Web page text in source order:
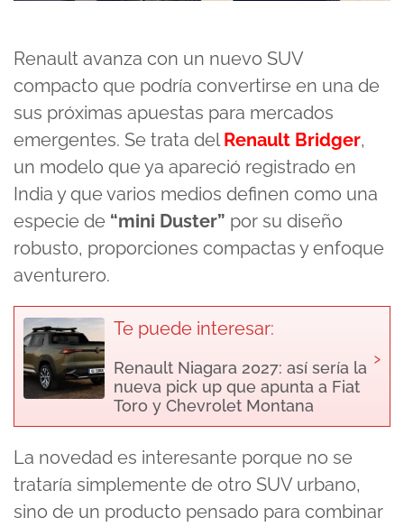
Renault avanza con un nuevo SUV
compacto que podría convertirse en una de
sus próximas apuestas para mercados
emergentes. Se trata delRenault Bridger,
un modelo que ya apareció registrado en
India y que varios medios definen como una
especie de “mini Duster” por su diseño
robusto, proporciones compactas y enfoque
aventurero.
Te puede interesar:
Renault Niagara 2027: así sería la
nueva pick up que apunta a Fiat
Toro y Chevrolet Montana
›
La novedad es interesante porque no se
trataría simplemente de otro SUV urbano,
sino de un producto pensado para combinar